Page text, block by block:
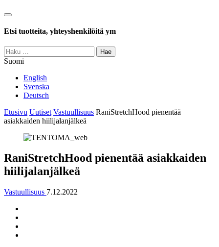
Haku
Etsi tuotteita, yhteyshenkilöitä ym
Haku:
Suomi
English
Svenska
Deutsch
Etusivu Uutiset Vastuullisuus RaniStretchHood pienentää
asiakkaiden hiilijalanjälkeä
RaniStretchHood pienentää asiakkaiden
hiilijalanjälkeä
Vastuullisuus 7.12.2022
artikkeli